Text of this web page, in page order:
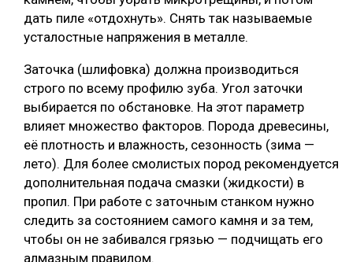
дать пиле «отдохнуть». Снять так называемые
усталостные напряжения в металле.
Заточка (шлифовка) должна производиться
строго по всему профилю зуба. Угол заточки
выбирается по обстановке. На этот параметр
влияет множество факторов. Порода древесины,
её плотность и влажность, сезонность (зима —
лето). Для более смолистых пород рекомендуется
дополнительная подача смазки (жидкости) в
пропил. При работе с заточным станком нужно
следить за состоянием самого камня и за тем,
чтобы он не забивался грязью — подчищать его
алмазным правилом.